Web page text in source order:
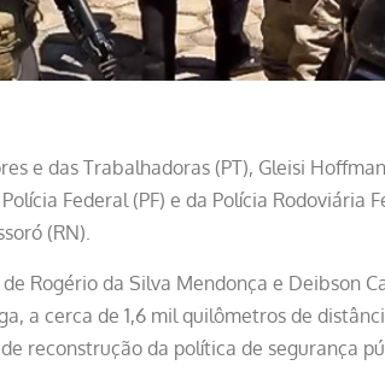
e das Trabalhadoras (PT), Gleisi
Federal (PF) e da Polícia Rodoviária
(RN).
Rogério da Silva Mendonça e Deibson
a cerca de 1,6 mil quilômetros de
reconstrução da política de segurança